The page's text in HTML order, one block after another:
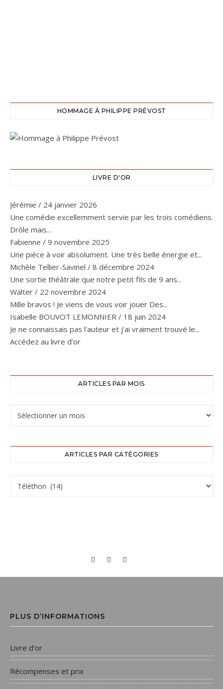
HOMMAGE À PHILIPPE PRÉVOST
LIVRE D'OR
Jérémie / 24 janvier 2026
Une comédie excellemment servie par les trois comédiens.
Drôle mais...
Fabienne / 9 novembre 2025
Une pièce à voir absolument. Une très belle énergie et...
Michèle Tellier-Savinel / 8 décembre 2024
Une sortie théâtrale que notre petit fils de 9 ans...
Walter / 22 novembre 2024
Mille bravos ! Je viens de vous voir jouer Des...
Isabelle BOUVOT LEMONNIER / 18 juin 2024
Je ne connaissais pas l'auteur et j'ai vraiment trouvé le...
Accédez au livre d’or
ARTICLES PAR MOIS
ARTICLES PAR CATÉGORIES
PLUS D’INFORMATIONS
Livre d’or
Récompenses et prix